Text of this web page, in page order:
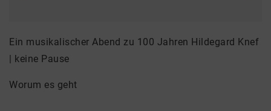
Ein musikalischer Abend zu 100 Jahren Hildegard Knef
| keine Pause
Worum es geht